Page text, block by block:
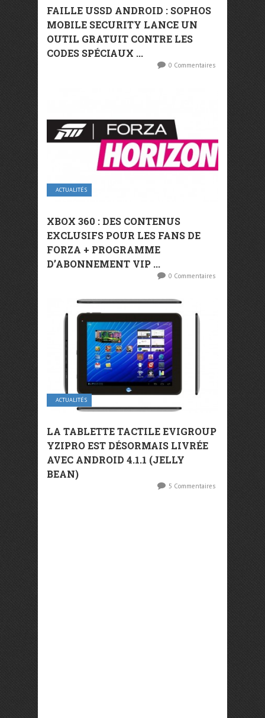
FAILLE USSD ANDROID : SOPHOS
MOBILE SECURITY LANCE UN
OUTIL GRATUIT CONTRE LES
CODES SPÉCIAUX ...
0 Commentaires
ACTUALITÉS
XBOX 360 : DES CONTENUS
EXCLUSIFS POUR LES FANS DE
FORZA + PROGRAMME
D’ABONNEMENT VIP ...
0 Commentaires
ACTUALITÉS
LA TABLETTE TACTILE EVIGROUP
YZIPRO EST DÉSORMAIS LIVRÉE
AVEC ANDROID 4.1.1 (JELLY
BEAN)
5 Commentaires